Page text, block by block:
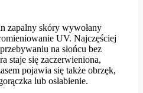
zapalny skóry wywołany
UV. Najczęściej
na słońcu bez
staje się zaczerwieniona,
pojawia się także obrzęk,
lub osłabienie.